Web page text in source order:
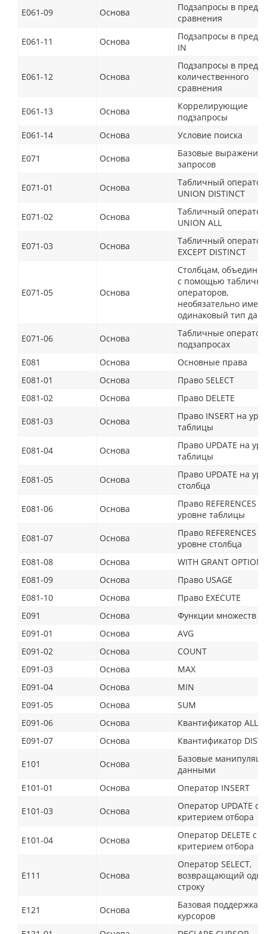
E061-09 Основа
Подзапросы в
сравнения
E061-11 Основа
Подзапросы в
IN
E061-12 Основа
Подзапросы в
количественного
сравнения
E061-13 Основа
Коррелирующие
подзапросы
E061-14
Основа Условие поиска
E071 Основа
Базовые выражения
запросов
E071-01 Основа
Табличный оператор
UNION DISTINCT
E071-02 Основа
Табличный оператор
UNION ALL
E071-03 Основа
Табличный оператор
EXCEPT DISTINCT
E071-05 Основа
Столбцам,
с помощью
операторов,
необязательно иметь
одинаковый тип
E071-06 Основа
Табличные
подзапросах
E081
Основа
Основные права
E081-01
Основа
Право SELECT
E081-02
Основа Право DELETE
E081-03 Основа
Право INSERT на
таблицы
E081-04 Основа
Право UPDATE на
таблицы
E081-05 Основа
Право UPDATE на
столбца
E081-06 Основа
Право REFERENCES
уровне таблицы
E081-07 Основа
Право REFERENCES
уровне столбца
E081-08
Основа
WITH GRANT OPTION
E081-09
Основа
Право USAGE
E081-10
Основа
Право EXECUTE
E091
Основа
Функции множеств
E091-01
Основа
AVG
E091-02
Основа
COUNT
E091-03
Основа
MAX
E091-04
Основа
MIN
E091-05
Основа
SUM
E091-06
Основа
Квантификатор ALL
E091-07
Основа Квантификатор
E101 Основа
Базовые
данными
E101-01
Основа Оператор INSERT
E101-03 Основа
Оператор UPDATE с
критерием отбора
E101-04 Основа
Оператор DELETE с
критерием отбора
E111 Основа
Оператор SELECT,
возвращающий одну
строку
E121 Основа
Базовая поддержка
курсоров